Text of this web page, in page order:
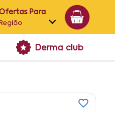
Para
Região
Alagoas
Derma club